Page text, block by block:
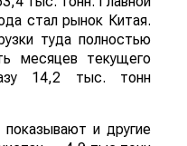
стал рынок Китая.
туда полностью
месяцев текущего
14,2 тыс. тонн
и другие